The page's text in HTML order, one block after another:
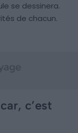
se dessinera.
de chacun.
c’est